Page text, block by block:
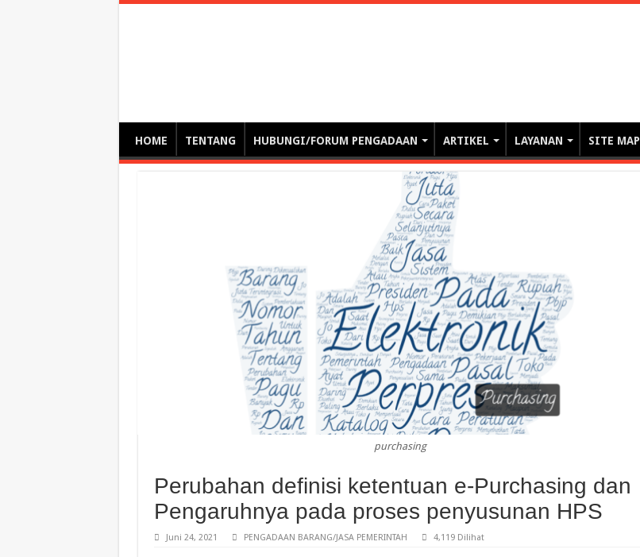
HOME TENTANG HUBUNGI/FORUM PENGADAAN ARTIKEL LAYANAN SITE MAP
purchasing
Perubahan definisi ketentuan e-Purchasing dan
Pengaruhnya pada proses penyusunan HPS
Juni 24, 2021 PENGADAAN BARANG/JASA PEMERINTAH 4,119 Dilihat